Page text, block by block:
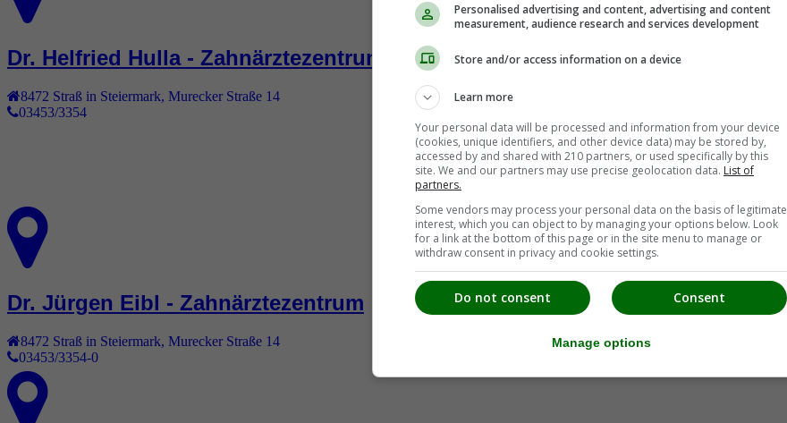
Dr. Helfried Hulla - Zahnärztezentrum
8472 Straß in Steiermark Murecker Straße 14
03453/3354
Dr. Jürgen Eibl - Zahnärztezentrum
8472 Straß in Steiermark Murecker Straße 14
03453/3354-0
Personalised advertising and content, advertising and content
measurement, audience research and services development
Store and/or access information on a device
Learn more
Your personal data will be processed and information from your device
(cookies, unique identifiers, and other device data) may be stored by,
accessed by and shared with 210 partners, or used specifically by this
site. We and our partners may use precise geolocation data. List of
partners.
Some vendors may process your personal data on the basis of legitimate
interest, which you can object to by managing your options below. Look
for a link at the bottom of this page or in the site menu to manage or
withdraw consent in privacy and cookie settings.
Consent
Do not consent
Manage options